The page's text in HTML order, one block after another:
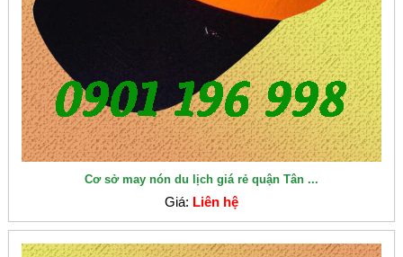
Cơ sở may nón du lịch giá rẻ quận Tân ...
Giá: Liên hệ